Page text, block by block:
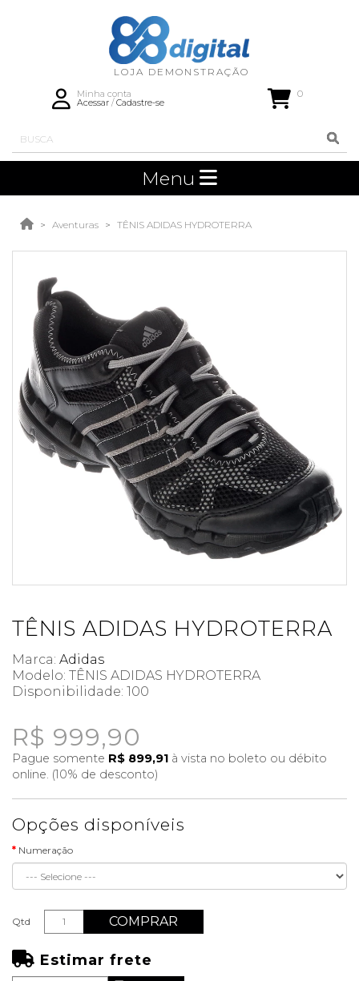
Minha conta
Acessar/Cadastre-se
0
Menu
Aventuras TÊNIS ADIDAS HYDROTERRA
TÊNIS ADIDAS HYDROTERRA
Marca: Adidas
Modelo: TÊNIS ADIDAS HYDROTERRA
Disponibilidade: 100
R$ 999,90
Pague somente R$ 899,91 à vista no boleto ou débito
online. (10% de desconto)
Opções disponíveis
Numeração
Qtd COMPRAR
Estimar frete